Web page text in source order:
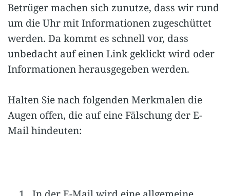
Betrüger machen sich zunutze, dass wir rund
um die Uhr mit Informationen zugeschüttet
werden. Da kommt es schnell vor, dass
unbedacht auf einen Link geklickt wird oder
Informationen herausgegeben werden.
Halten Sie nach folgenden Merkmalen die
Augen offen, die auf eine Fälschung der E-
Mail hindeuten: